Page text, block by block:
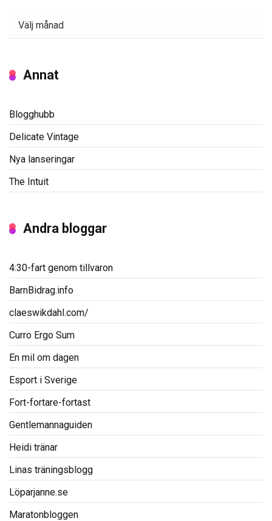
Annat
Blogghubb
Delicate Vintage
Nya lanseringar
The Intuit
Andra bloggar
4:30-fart genom tillvaron
BarnBidrag.info
claeswikdahl.com/
Curro Ergo Sum
En mil om dagen
Esport i Sverige
Fort-fortare-fortast
Gentlemannaguiden
Heidi tränar
Linas träningsblogg
Löparjanne.se
Maratonbloggen